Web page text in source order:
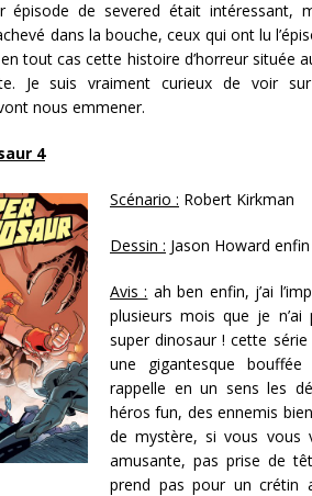
épisode de severed était intéressant,
dans la bouche, ceux qui ont lu
tout cas cette histoire d’horreur située
Je suis vraiment curieux de voir
nous emmener.
4
Scénario : Robert Kirkman
Dessin : Jason Howard enfin
Avis : ah ben enfin, j’ai
plusieurs mois que je n’ai
super dinosaur ! cette
une gigantesque
rappelle en un sens les
héros fun, des ennemis
de mystère, si vous vous
amusante, pas prise de
prend pas pour un crétin